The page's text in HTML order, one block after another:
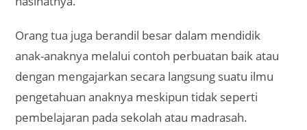
Orang tua juga berandil besar dalam mendidik
anak-anaknya melalui contoh perbuatan baik atau
dengan mengajarkan secara langsung suatu ilmu
pengetahuan anaknya meskipun tidak seperti
pembelajaran pada sekolah atau madrasah.